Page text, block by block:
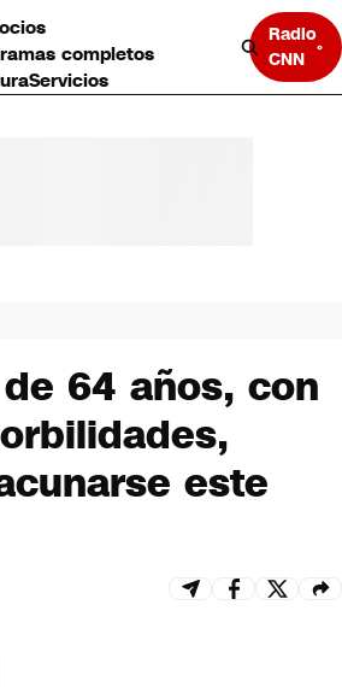
completos
Servicios
Radio
CNN
64 años, con
este